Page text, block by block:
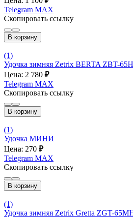
Telegram MAX
Скопировать ссылку
В корзину
(1)
Удочка зимняя Zetrix BERTA ZBT-
Цена: 2 780 ₽
Telegram MAX
Скопировать ссылку
В корзину
(1)
Удочка МИНИ
Цена: 270 ₽
Telegram MAX
Скопировать ссылку
В корзину
(1)
Удочка зимняя Zetrix Gretta ZGT-